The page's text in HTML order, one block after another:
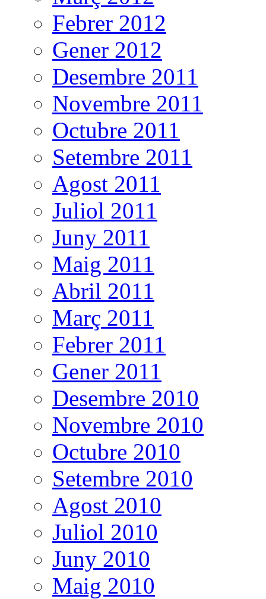
Febrer 2012
Gener 2012
Desembre 2011
Novembre 2011
Octubre 2011
Setembre 2011
Agost 2011
Juliol 2011
Juny 2011
Maig 2011
Abril 2011
Març 2011
Febrer 2011
Gener 2011
Desembre 2010
Novembre 2010
Octubre 2010
Setembre 2010
Agost 2010
Juliol 2010
Juny 2010
Maig 2010